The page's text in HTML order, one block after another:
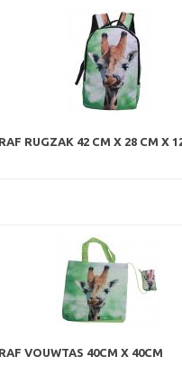
RUGZAK 42 CM X 28 CM X
VOUWTAS 40CM X 40CM